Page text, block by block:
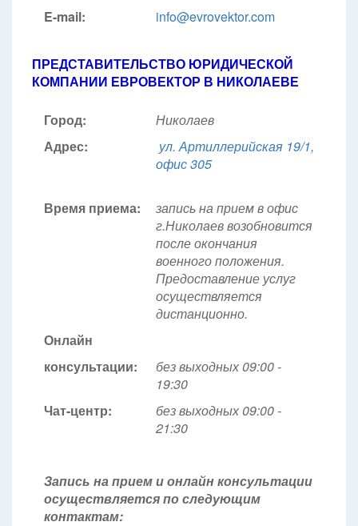
E-mail:
info@evrovektor.com
ПРЕДСТАВИТЕЛЬСТВО ЮРИДИЧЕСКОЙ
КОМПАНИИ ЕВРОВЕКТОР В НИКОЛАЕВЕ
Город:
Николаев
Адрес:
ул. Артиллерийская 19/1,
офис 305
Время приема:
запись на прием в офис
г.Николаев возобновится
после окончания
военного положения.
Предоставление услуг
осуществляется
дистанционно.
Онлайн
консультации:
без выходных 09:00 -
19:30
Чат-центр:
без выходных 09:00 -
21:30
Запись на прием и онлайн консультации
осуществляется по следующим
контактам: